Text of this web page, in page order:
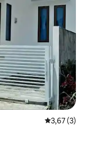
Xếp hạng
3,67 (3)